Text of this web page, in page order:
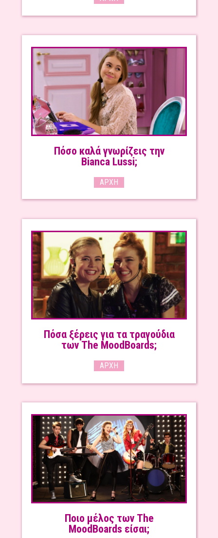
Πόσο καλά γνωρίζεις την
Bianca Lussi;
ΑΡΧΉ
Πόσα ξέρεις για τα τραγούδια
των The MoodBoards;
ΑΡΧΉ
Ποιο μέλος των The
MoodBoards είσαι;